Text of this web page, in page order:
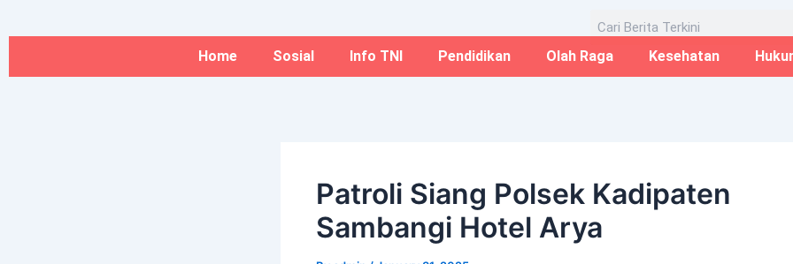
to
Home Sosial Info TNI Pendidikan Olah Raga Kesehatan
Patroli Siang Polsek Kadipaten
Sambangi Hotel Arya